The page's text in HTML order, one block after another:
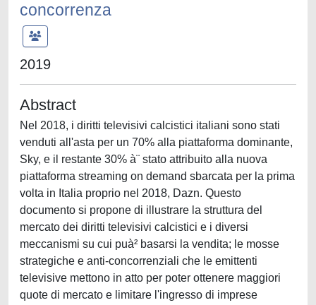
concorrenza
2019
Abstract
Nel 2018, i diritti televisivi calcistici italiani sono stati
venduti all'asta per un 70% alla piattaforma dominante,
Sky, e il restante 30% à¨ stato attribuito alla nuova
piattaforma streaming on demand sbarcata per la prima
volta in Italia proprio nel 2018, Dazn. Questo
documento si propone di illustrare la struttura del
mercato dei diritti televisivi calcistici e i diversi
meccanismi su cui puà² basarsi la vendita; le mosse
strategiche e anti-concorrenziali che le emittenti
televisive mettono in atto per poter ottenere maggiori
quote di mercato e limitare l'ingresso di imprese